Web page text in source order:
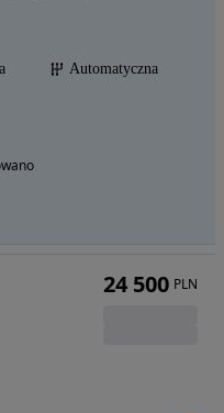
Automatyczna
24 500 PLN